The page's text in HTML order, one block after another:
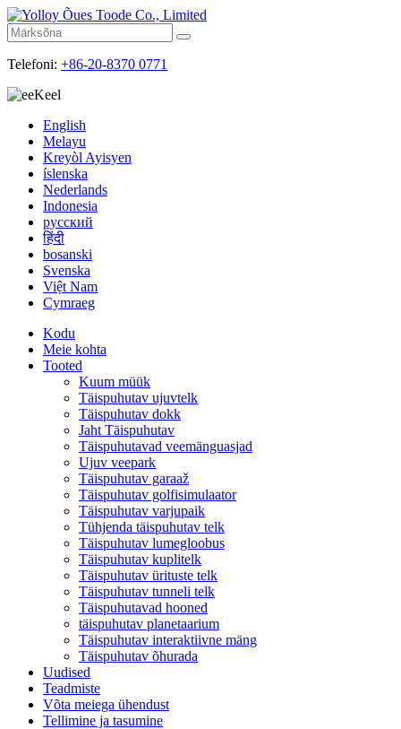
Telefoni: +86-20-8370 0771
Keel
English
Melayu
Kreyòl Ayisyen
íslenska
Nederlands
Indonesia
русский
हिंदी
bosanski
Svenska
Việt Nam
Cymraeg
Kodu
Meie kohta
Tooted
Kuum müük
Täispuhutav ujuvtelk
Täispuhutav dokk
Jaht Täispuhutav
Täispuhutavad veemänguasjad
Ujuv veepark
Täispuhutav garaaž
Täispuhutav golfisimulaator
Täispuhutav varjupaik
Tühjenda täispuhutav telk
Täispuhutav lumegloobus
Täispuhutav kuplitelk
Täispuhutav ürituste telk
Täispuhutav tunneli telk
Täispuhutavad hooned
täispuhutav planetaarium
Täispuhutav interaktiivne mäng
Täispuhutav õhurada
Uudised
Teadmiste
Võta meiega ühendust
Tellimine ja tasumine